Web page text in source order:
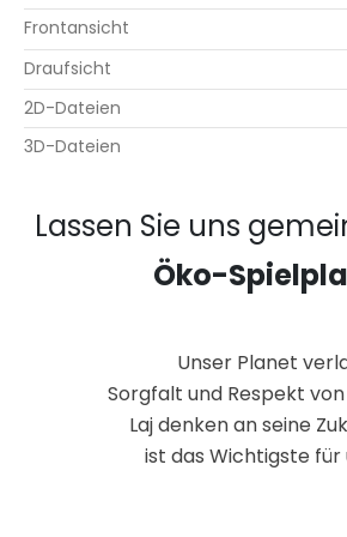
Frontansicht
Draufsicht
2D-Dateien
3D-Dateien
Lassen Sie uns
Öko-
Unser Planet
Sorgfalt und Respekt
Laj denken an seine
ist das Wichtigste für